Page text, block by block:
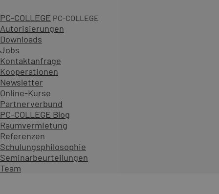
PC-COLLEGE PC-COLLEGE
Autorisierungen
Downloads
Jobs
Kontaktanfrage
Kooperationen
Newsletter
Online-Kurse
Partnerverbund
PC-COLLEGE Blog
Raumvermietung
Referenzen
Schulungsphilosophie
Seminarbeurteilungen
Team
3 Tage
5 gesicherte Termine
ab 1.161,00 € zzgl. MwSt.
An 32 Standorten oder online
Diesen Kurs als offenes Seminar buchen
Gemeinsam mit Teilnehmenden aus verschiedenen
Als Präsenzseminar oder Live-Online-Training zu
Inhalt erweitern
PräsenzOnlineTermin auswählen
Firmenschulung